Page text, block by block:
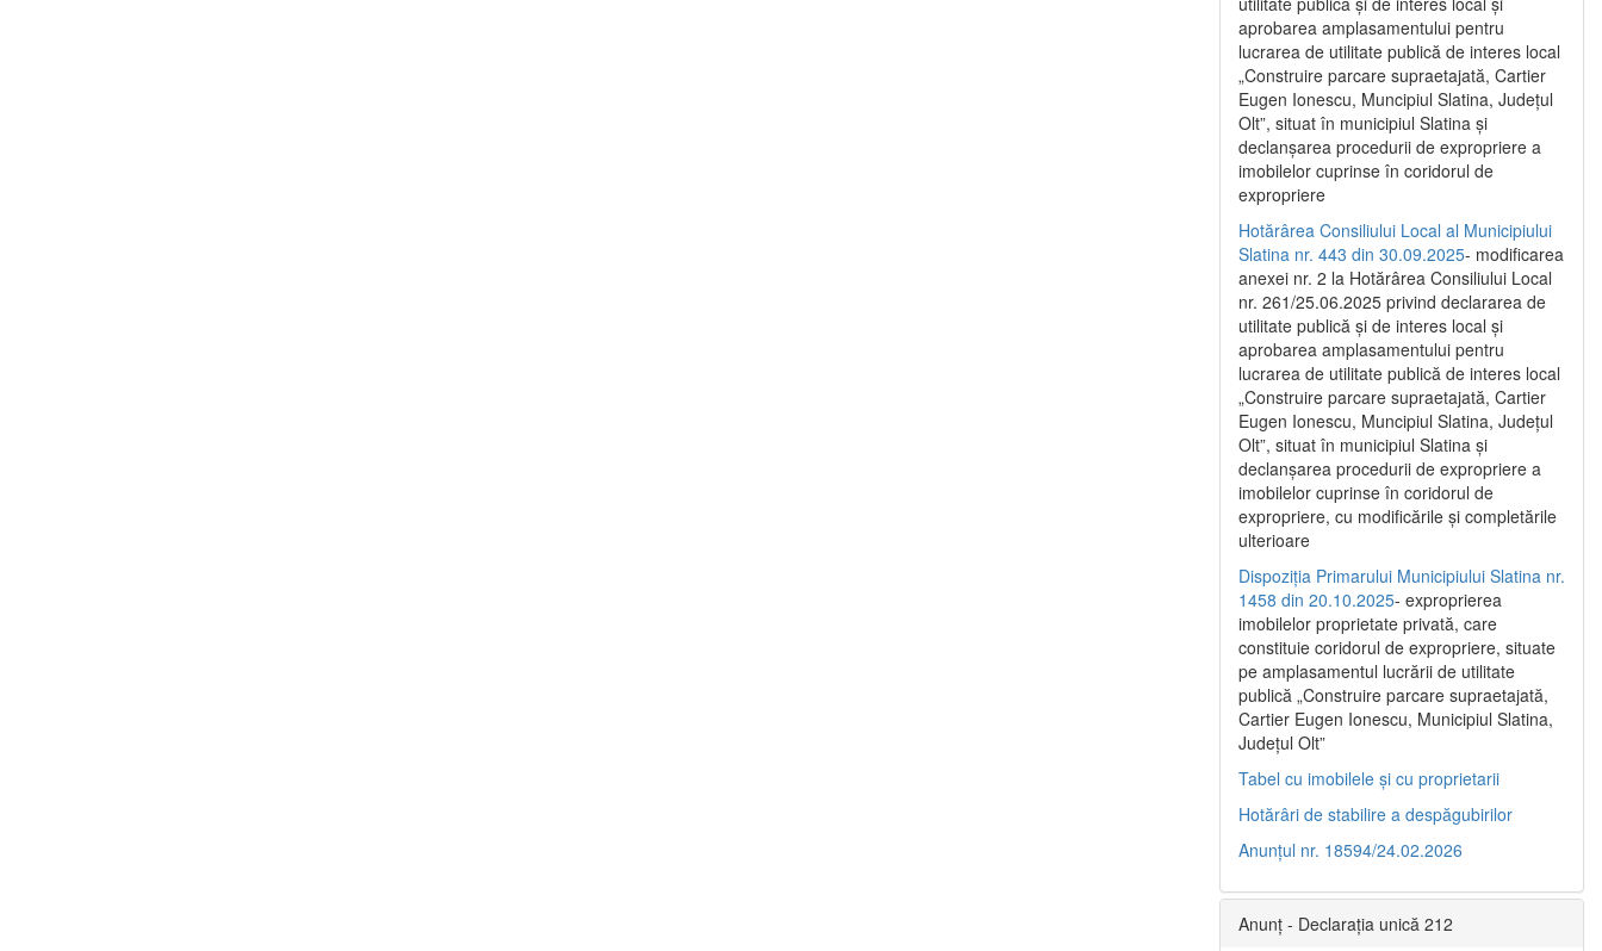
aprobarea amplasamentului pentru
lucrarea de utilitate publică de interes local
„Construire parcare supraetajată, Cartier
Eugen Ionescu, Muncipiul Slatina, Județul
Olt”, situat în municipiul Slatina și
declanșarea procedurii de expropriere a
imobilelor cuprinse în coridorul de
expropriere
Hotărârea Consiliului Local al Municipiului
Slatina nr. 443 din 30.09.2025- modificarea
anexei nr. 2 la Hotărârea Consiliului Local
nr. 261/25.06.2025 privind declararea de
utilitate publică şi de interes local şi
aprobarea amplasamentului pentru
lucrarea de utilitate publică de interes local
„Construire parcare supraetajată, Cartier
Eugen Ionescu, Muncipiul Slatina, Judeţul
Olt”, situat în municipiul Slatina şi
declanşarea procedurii de expropriere a
imobilelor cuprinse în coridorul de
expropriere, cu modificările şi completările
ulterioare
Dispoziția Primarului Municipiului Slatina nr.
1458 din 20.10.2025- exproprierea
imobilelor proprietate privată, care
constituie coridorul de expropriere, situate
pe amplasamentul lucrării de utilitate
publică „Construire parcare supraetajată,
Cartier Eugen Ionescu, Municipiul Slatina,
Județul Olt”
Tabel cu imobilele și cu proprietarii
Hotărâri de stabilire a despăgubirilor
Anunțul nr. 18594/24.02.2026
Anunț - Declarația unică 212